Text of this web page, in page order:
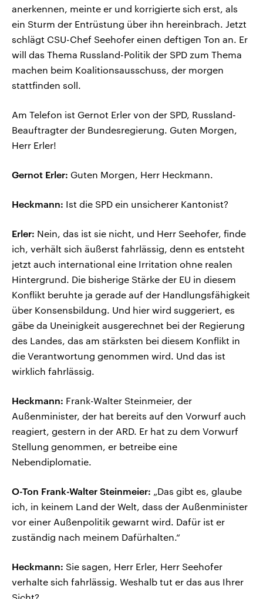
anerkennen, meinte er und korrigierte sich erst, als
ein Sturm der Entrüstung über ihn hereinbrach. Jetzt
schlägt CSU-Chef Seehofer einen deftigen Ton an. Er
will das Thema Russland-Politik der SPD zum Thema
machen beim Koalitionsausschuss, der morgen
stattfinden soll.
Am Telefon ist Gernot Erler von der SPD, Russland-
Beauftragter der Bundesregierung. Guten Morgen,
Herr Erler!
Gernot Erler: Guten Morgen, Herr Heckmann.
Heckmann: Ist die SPD ein unsicherer Kantonist?
Erler: Nein, das ist sie nicht, und Herr Seehofer, finde
ich, verhält sich äußerst fahrlässig, denn es entsteht
jetzt auch international eine Irritation ohne realen
Hintergrund. Die bisherige Stärke der EU in diesem
Konflikt beruhte ja gerade auf der Handlungsfähigkeit
über Konsensbildung. Und hier wird suggeriert, es
gäbe da Uneinigkeit ausgerechnet bei der Regierung
des Landes, das am stärksten bei diesem Konflikt in
die Verantwortung genommen wird. Und das ist
wirklich fahrlässig.
Heckmann: Frank-Walter Steinmeier, der
Außenminister, der hat bereits auf den Vorwurf auch
reagiert, gestern in der ARD. Er hat zu dem Vorwurf
Stellung genommen, er betreibe eine
Nebendiplomatie.
O-Ton Frank-Walter Steinmeier: „Das gibt es, glaube
ich, in keinem Land der Welt, dass der Außenminister
vor einer Außenpolitik gewarnt wird. Dafür ist er
zuständig nach meinem Dafürhalten.“
Heckmann: Sie sagen, Herr Erler, Herr Seehofer
verhalte sich fahrlässig. Weshalb tut er das aus Ihrer